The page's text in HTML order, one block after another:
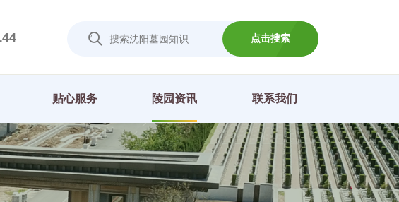
点击搜索
贴心服务 陵园资讯 联系我们